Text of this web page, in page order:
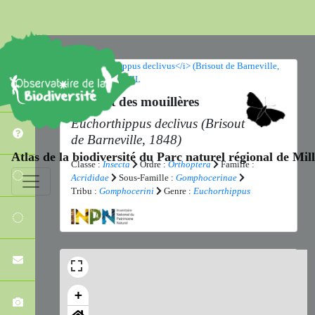
Atlas de la biodiversité du Parc naturel régional de
Criquet des mouillères
Euchorthippus declivus (Brisout
de Barneville, 1848)
Classe : Insecta Ordre : Orthoptera
Famille :
Acrididae
Sous-Famille : Gomphocerinae
Tribu : Gomphocerini Genre : Euchorthippus
+